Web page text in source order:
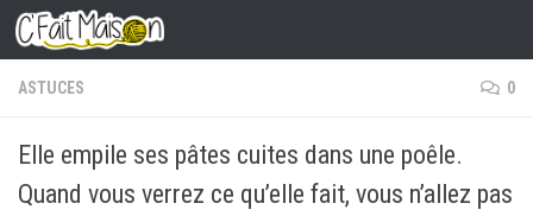
Skip to content
ASTUCES 0
Elle empile ses pâtes cuites dans une poêle.
Quand vous verrez ce qu’elle fait, vous n’allez pas